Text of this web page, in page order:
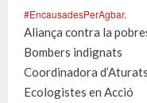
#EncausadesPerAgbar.
Aliança contra la
Bombers indignats
Coordinadora
Ecologistes en Acció